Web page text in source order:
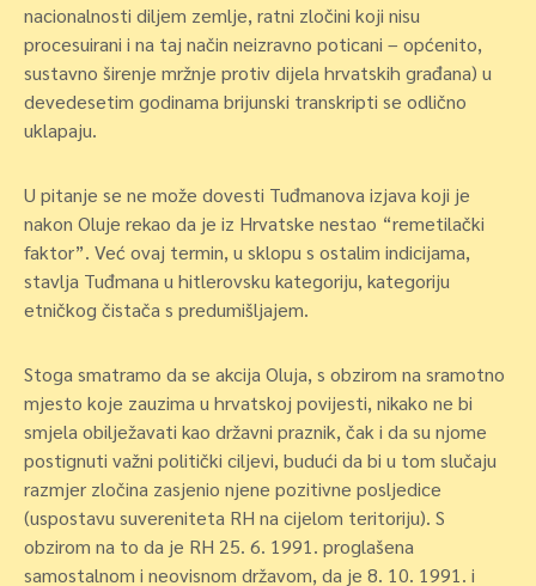
nacionalnosti diljem zemlje, ratni zločini koji nisu
procesuirani i na taj način neizravno poticani – općenito,
sustavno širenje mržnje protiv dijela hrvatskih građana) u
devedesetim godinama brijunski transkripti se odlično
uklapaju.
U pitanje se ne može dovesti Tuđmanova izjava koji je
nakon Oluje rekao da je iz Hrvatske nestao “remetilački
faktor”. Već ovaj termin, u sklopu s ostalim indicijama,
stavlja Tuđmana u hitlerovsku kategoriju, kategoriju
etničkog čistača s predumišljajem.
Stoga smatramo da se akcija Oluja, s obzirom na sramotno
mjesto koje zauzima u hrvatskoj povijesti, nikako ne bi
smjela obilježavati kao državni praznik, čak i da su njome
postignuti važni politički ciljevi, budući da bi u tom slučaju
razmjer zločina zasjenio njene pozitivne posljedice
(uspostavu suvereniteta RH na cijelom teritoriju). S
obzirom na to da je RH 25. 6. 1991. proglašena
samostalnom i neovisnom državom, da je 8. 10. 1991. i